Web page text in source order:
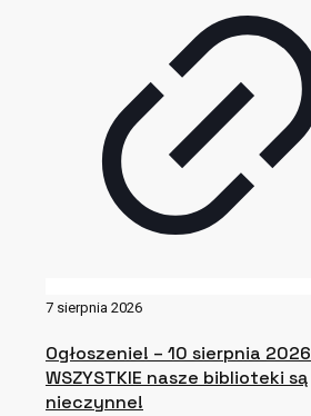
7 sierpnia 2026
Ogłoszenie! – 10 sierpnia 2026
WSZYSTKIE nasze biblioteki są
nieczynne!